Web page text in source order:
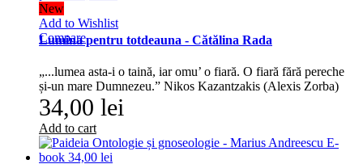
New
Add to Wishlist
Compare
Lumina pentru totdeauna - Cătălina Rada
„...lumea asta-i o taină, iar omu’ o fiară. O fiară fără pereche
și-un mare Dumnezeu.” Nikos Kazantzakis (Alexis Zorba)
34,00 lei
Add to cart